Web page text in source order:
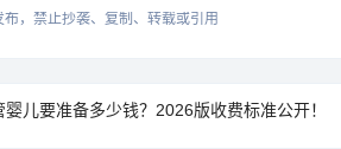
布，禁止抄袭、复制、转载或引用
婴儿要准备多少钱？2026版收费标准公开！